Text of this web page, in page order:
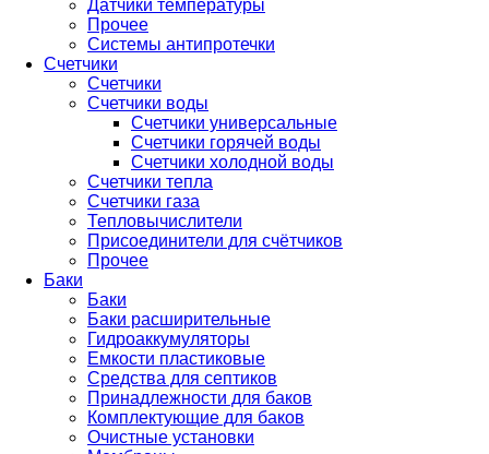
Датчики температуры
Прочее
Системы антипротечки
Счетчики
Счетчики
Счетчики воды
Счетчики универсальные
Счетчики горячей воды
Счетчики холодной воды
Счетчики тепла
Счетчики газа
Тепловычислители
Присоединители для счётчиков
Прочее
Баки
Баки
Баки расширительные
Гидроаккумуляторы
Емкости пластиковые
Средства для септиков
Принадлежности для баков
Комплектующие для баков
Очистные установки